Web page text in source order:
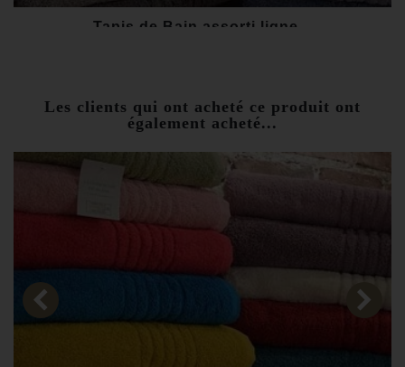
Tapis de Bain assorti ligne...
Les clients qui ont acheté ce produit ont
également acheté...